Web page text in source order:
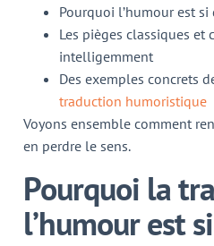
Pourquoi l’humour est
Les pièges classiques et
intelligemment
Des exemples concrets
traduction humoristique
Voyons ensemble comment
en perdre le sens.
Pourquoi la
l’humour est